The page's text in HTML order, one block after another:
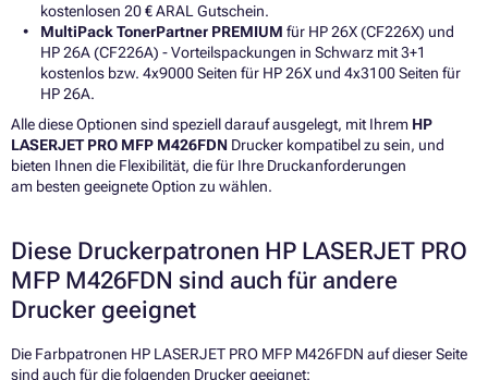
kostenlosen 20 € ARAL Gutschein.
MultiPack TonerPartner PREMIUM für HP 26X (CF226X) und
HP 26A (CF226A) - Vorteilspackungen in Schwarz mit 3+1
kostenlos bzw. 4x9000 Seiten für HP 26X und 4x3100 Seiten für
HP 26A.
Alle diese Optionen sind speziell darauf ausgelegt, mit Ihrem HP
LASERJET PRO MFP M426FDN Drucker kompatibel zu sein, und
bieten Ihnen die Flexibilität, die für Ihre Druckanforderungen
am besten geeignete Option zu wählen.
Diese Druckerpatronen HP LASERJET PRO
MFP M426FDN sind auch für andere
Drucker geeignet
Die Farbpatronen HP LASERJET PRO MFP M426FDN auf dieser Seite
sind auch für die folgenden Drucker geeignet: